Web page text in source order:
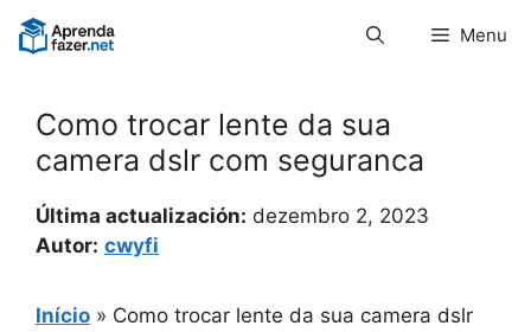
Pular
para
Menu
Como trocar lente da sua
camera dslr com seguranca
Última actualización: dezembro 2, 2023
Autor: cwyfi
Início » Como trocar lente da sua camera dslr